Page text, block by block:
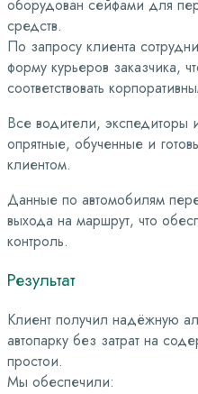
оборудован сейфами для
средств.
По запросу клиента
форму курьеров заказчика,
соответствовать
Все водители,
опрятные, обученные и
клиентом.
Данные по автомобилям
выхода на маршрут, что
контроль.
Результат
Клиент получил надёжную
автопарку без затрат на
простои.
Мы обеспечили: